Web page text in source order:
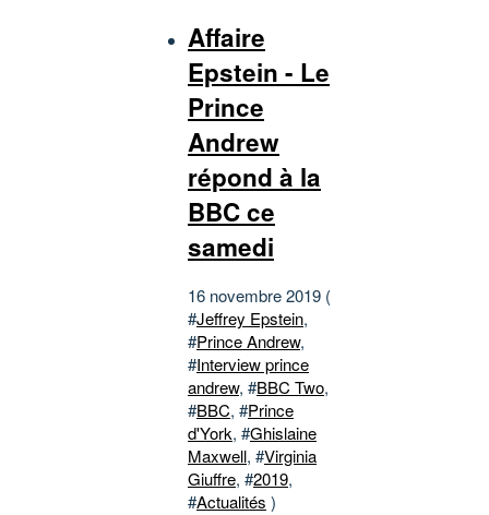
Affaire
Epstein - Le
Prince
Andrew
répond à la
BBC ce
samedi
16 novembre 2019 (
#Jeffrey Epstein,
#Prince Andrew,
#Interview prince
andrew, #BBC Two,
#BBC, #Prince
d'York, #Ghislaine
Maxwell, #Virginia
Giuffre, #2019,
#Actualités )